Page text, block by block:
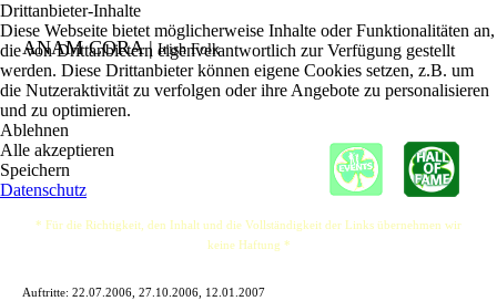
ANAM CORA | Irish Folk
* Für die Richtigkeit, den Inhalt und die Vollständigkeit der Links übernehmen wir
keine Haftung *
Auftritte: 22.07.2006, 27.10.2006, 12.01.2007
Drittanbieter-Inhalte
Diese Webseite bietet möglicherweise Inhalte oder Funktionalitäten an,
die von Drittanbietern eigenverantwortlich zur Verfügung gestellt
werden. Diese Drittanbieter können eigene Cookies setzen, z.B. um
die Nutzeraktivität zu verfolgen oder ihre Angebote zu personalisieren
und zu optimieren.
Ablehnen
Alle akzeptieren
Speichern
Datenschutz